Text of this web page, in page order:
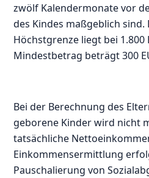
zwölf Kalendermonate vor
des Kindes maßgeblich
Höchstgrenze liegt bei 1.800
Mindestbetrag beträgt 300
Bei der Berechnung des
geborene Kinder wird nicht
tatsächliche
Einkommensermittlung
Pauschalierung von